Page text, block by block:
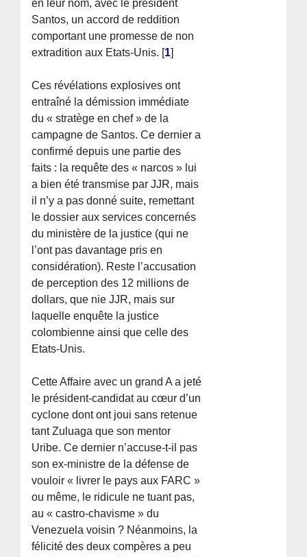
en leur nom, avec le président
Santos, un accord de reddition
comportant une promesse de non
extradition aux Etats-Unis. [1]
Ces révélations explosives ont
entraîné la démission immédiate
du « stratège en chef » de la
campagne de Santos. Ce dernier a
confirmé depuis une partie des
faits : la requête des « narcos » lui
a bien été transmise par JJR, mais
il n’y a pas donné suite, remettant
le dossier aux services concernés
du ministère de la justice (qui ne
l’ont pas davantage pris en
considération). Reste l’accusation
de perception des 12 millions de
dollars, que nie JJR, mais sur
laquelle enquête la justice
colombienne ainsi que celle des
Etats-Unis.
Cette Affaire avec un grand A a jeté
le président-candidat au cœur d’un
cyclone dont ont joui sans retenue
tant Zuluaga que son mentor
Uribe. Ce dernier n’accuse-t-il pas
son ex-ministre de la défense de
vouloir « livrer le pays aux FARC »
ou même, le ridicule ne tuant pas,
au « castro-chavisme » du
Venezuela voisin ? Néanmoins, la
félicité des deux compères a peu